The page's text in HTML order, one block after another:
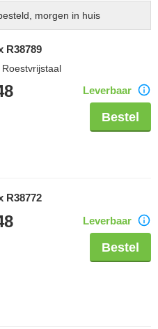
morgen in huis
R38789
Roestvrijstaal
Leverbaar
Bestel
R38772
Leverbaar
Bestel